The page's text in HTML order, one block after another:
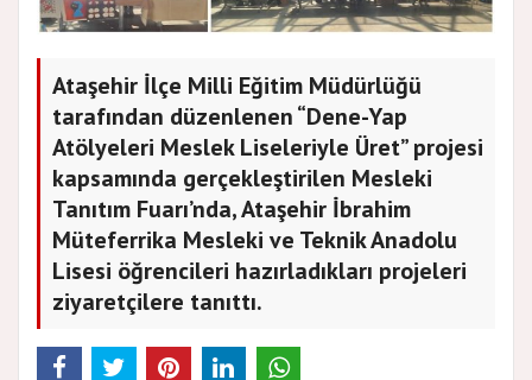
Ataşehir İlçe Milli Eğitim Müdürlüğü
tarafından düzenlenen “Dene-Yap
Atölyeleri Meslek Liseleriyle Üret” projesi
kapsamında gerçekleştirilen Mesleki
Tanıtım Fuarı’nda, Ataşehir İbrahim
Müteferrika Mesleki ve Teknik Anadolu
Lisesi öğrencileri hazırladıkları projeleri
ziyaretçilere tanıttı.